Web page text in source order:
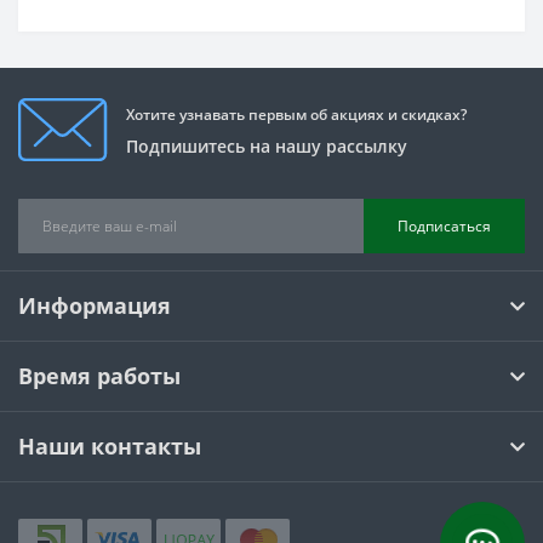
Хотите узнавать первым об акциях и скидках?
Подпишитесь на нашу рассылку
Подписаться
Информация
Время работы
Наши контакты